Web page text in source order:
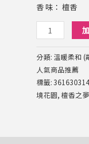
香 味： 檀香
香
之
香
精
50ML
數
分類: 溫暖柔和 (
人氣商品推薦
標籤:
境花園,檀香之夢